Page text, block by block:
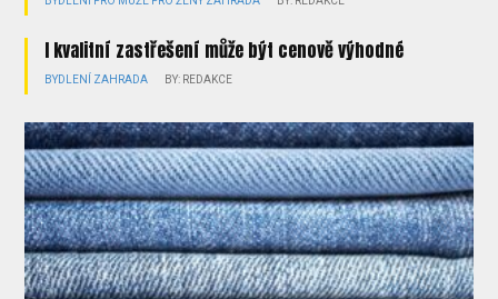
I kvalitní zastřešení může být cenově výhodné
BYDLENÍ ZAHRADA BY: REDAKCE